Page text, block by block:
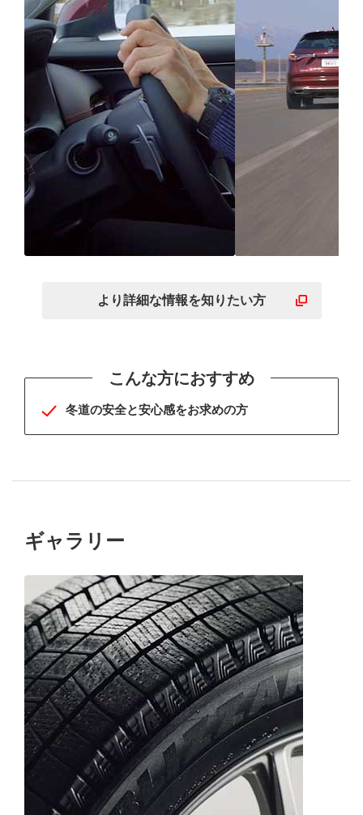
トロール性能だからより
でどんな日の
より詳細な情報を知りたい方
こんな方におすすめ
冬道の安全と安心感をお求めの方
ギャラリー